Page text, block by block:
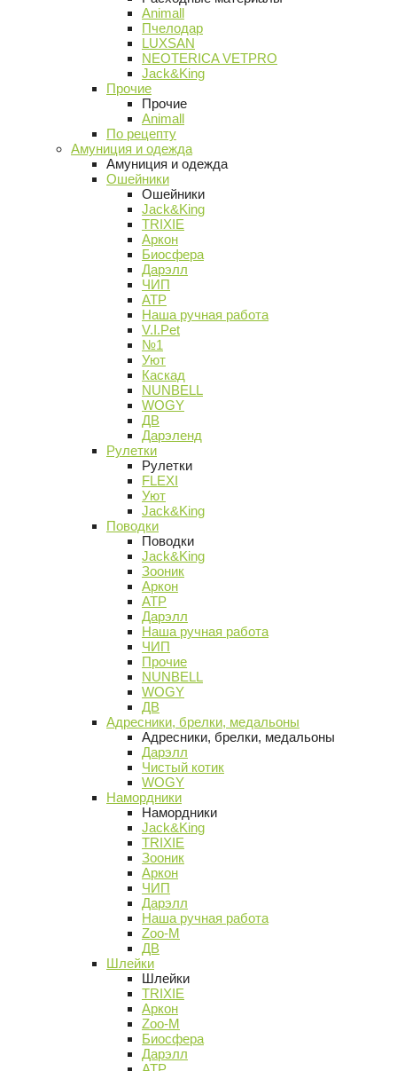
Animall
Пчелодар
LUXSAN
NEOTERICA VETPRO
Jack&King
Прочие
Прочие
Animall
По рецепту
Амуниция и одежда
Амуниция и одежда
Ошейники
Ошейники
Jack&King
TRIXIE
Аркон
Биосфера
Дарэлл
ЧИП
АТР
Наша ручная работа
V.I.Pet
№1
Уют
Каскад
NUNBELL
WOGY
ДВ
Дарэленд
Рулетки
Рулетки
FLEXI
Уют
Jack&King
Поводки
Поводки
Jack&King
Зооник
Аркон
АТР
Дарэлл
Наша ручная работа
ЧИП
Прочие
NUNBELL
WOGY
ДВ
Адресники, брелки, медальоны
Адресники, брелки, медальоны
Дарэлл
Чистый котик
WOGY
Намордники
Намордники
Jack&King
TRIXIE
Зооник
Аркон
ЧИП
Дарэлл
Наша ручная работа
Zoo-M
ДВ
Шлейки
Шлейки
TRIXIE
Аркон
Zoo-M
Биосфера
Дарэлл